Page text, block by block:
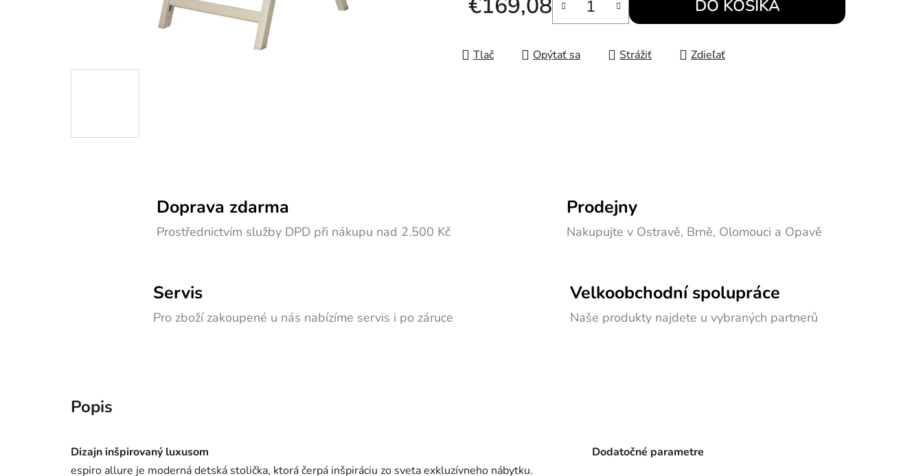
€169,08 DO KOŠÍKA
Tlač Opýtať sa Strážiť Zdieľať
Doprava zdarma
Prostřednictvím služby DPD při nákupu nad 2.500 Kč
Prodejny
Nakupujte v Ostravě, Brně, Olomouci a Opavě
Servis
Pro zboží zakoupené u nás nabízíme servis i po záruce
Velkoobchodní spolupráce
Naše produkty najdete u vybraných partnerů
Popis
Dizajn inšpirovaný luxusom
espiro allure je moderná detská stolička, ktorá čerpá inšpiráciu zo sveta exkluzívneho nábytku.
Dodatočné parametre